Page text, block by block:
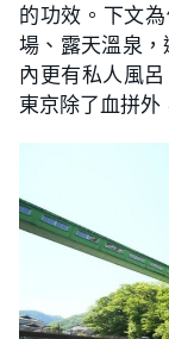
的功效。下文
場、露天溫泉
內更有私人風
東京除了血拼外